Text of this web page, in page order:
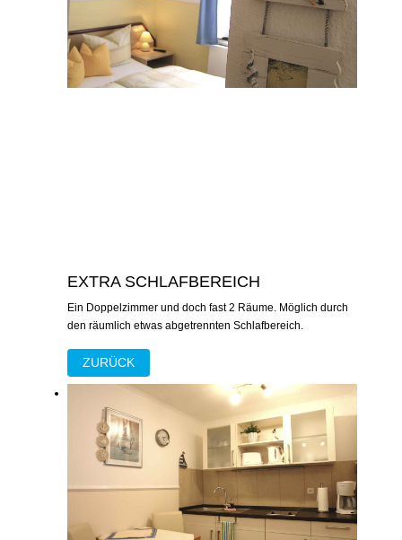
EXTRA SCHLAFBEREICH
Ein Doppelzimmer und doch fast 2 Räume. Möglich durch
den räumlich etwas abgetrennten Schlafbereich.
ZURÜCK